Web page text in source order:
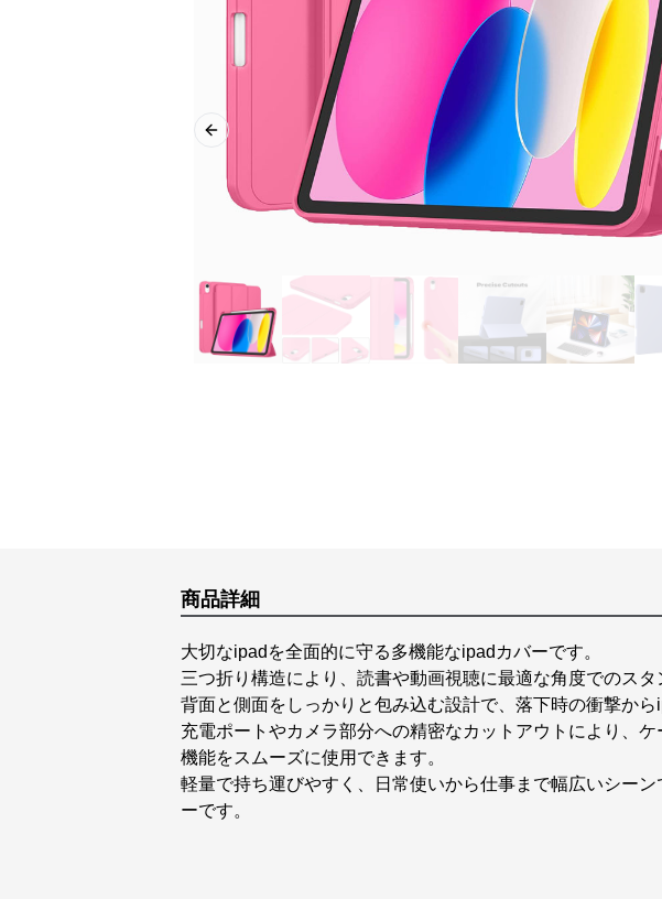
Previous slide
商品詳細
大切なipadを全面的に守る多機能なipadカバーです。
三つ折り構造により、読書や動画視聴に最適な角度でのスタ
背面と側面をしっかりと包み込む設計で、落下時の衝撃から
充電ポートやカメラ部分への精密なカットアウトにより、
機能をスムーズに使用できます。
軽量で持ち運びやすく、日常使いから仕事まで幅広いシー
ーです。